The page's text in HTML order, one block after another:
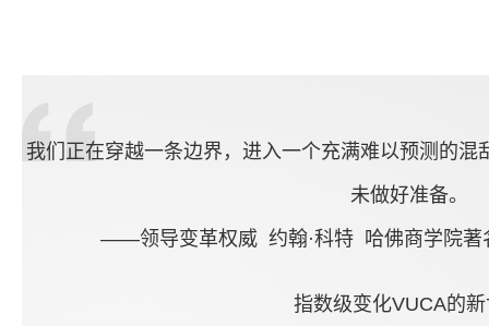
我们正在穿越一条边界，进入一个充满难以预测的
未做好准备。
——领导变革权威 约翰·科特 哈佛商学院著
指数级变化VUCA的